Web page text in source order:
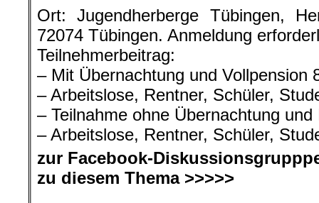
Ort: Jugendherberge Tübingen,
72074 Tübingen. Anmeldung
Teilnehmerbeitrag:
– Mit Übernachtung und Vollpension
– Arbeitslose, Rentner, Schüler,
– Teilnahme ohne Übernachtung
– Arbeitslose, Rentner, Schüler,
zur Facebook-
zu diesem Thema >>>>>